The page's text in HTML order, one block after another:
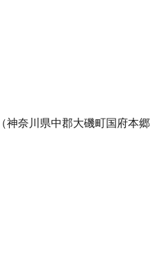
奈川県中郡大磯町国府本郷